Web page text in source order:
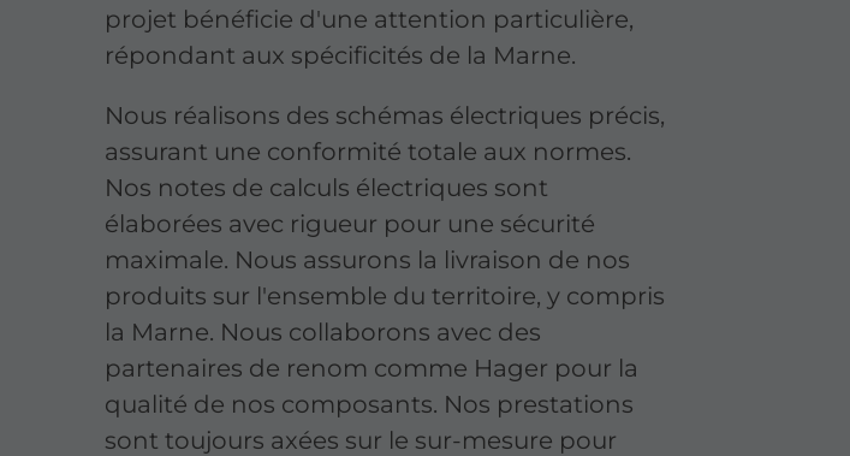
projet bénéficie d'une attention particulière,
répondant aux spécificités de la Marne.
Nous réalisons des schémas électriques précis,
assurant une conformité totale aux normes.
Nos notes de calculs électriques sont
élaborées avec rigueur pour une sécurité
maximale. Nous assurons la livraison de nos
produits sur l'ensemble du territoire, y compris
la Marne. Nous collaborons avec des
partenaires de renom comme Hager pour la
qualité de nos composants. Nos prestations
sont toujours axées sur le sur-mesure pour